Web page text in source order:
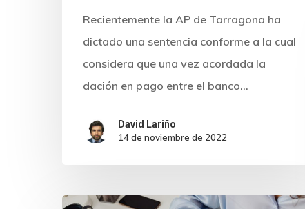
Recientemente la AP de Tarragona ha
dictado una sentencia conforme a la cual
considera que una vez acordada la
dación en pago entre el banco…
David Lariño
14 de noviembre de 2022